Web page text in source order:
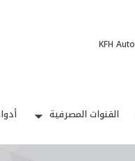
KFH Auto
القنوات المصرفية